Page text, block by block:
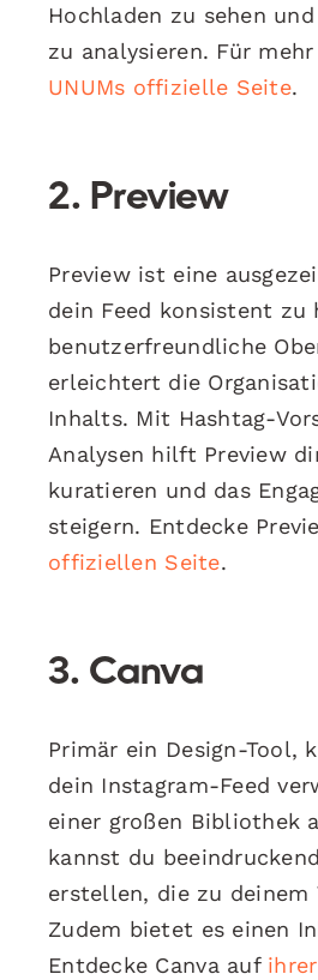
Hochladen zu sehen
zu analysieren. Für
UNUMs offizielle Seite.
2. Preview
Preview ist eine
dein Feed konsistent zu
benutzerfreundliche
erleichtert die
Inhalts. Mit Hashtag-
Analysen hilft Preview
kuratieren und das
steigern. Entdecke
offiziellen Seite.
3. Canva
Primär ein Design-Tool,
dein Instagram-Feed
einer großen Bibliothek
kannst du
erstellen, die zu deinem
Zudem bietet es einen
Entdecke Canva auf